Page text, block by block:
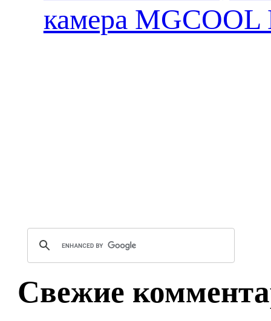
камера MGCOOL
Свежие